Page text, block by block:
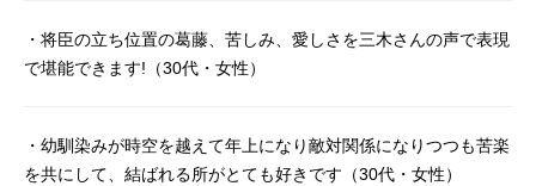
・将臣の立ち位置の葛藤、苦しみ、愛しさを三木さんの声で表現
で堪能できます!（30代・女性）
・幼馴染みが時空を越えて年上になり敵対関係になりつつも苦楽
を共にして、結ばれる所がとても好きです（30代・女性）